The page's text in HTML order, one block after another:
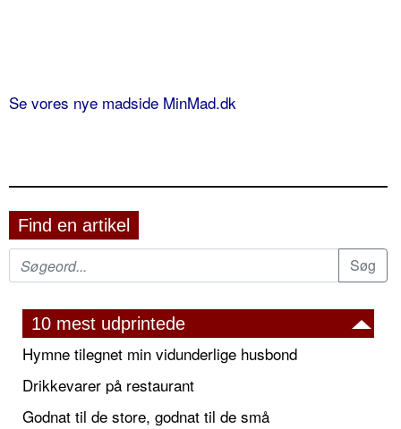
Se vores nye madside MinMad.dk
Find en artikel
10 mest udprintede
Hymne tilegnet min vidunderlige husbond
Drikkevarer på restaurant
Godnat til de store, godnat til de små